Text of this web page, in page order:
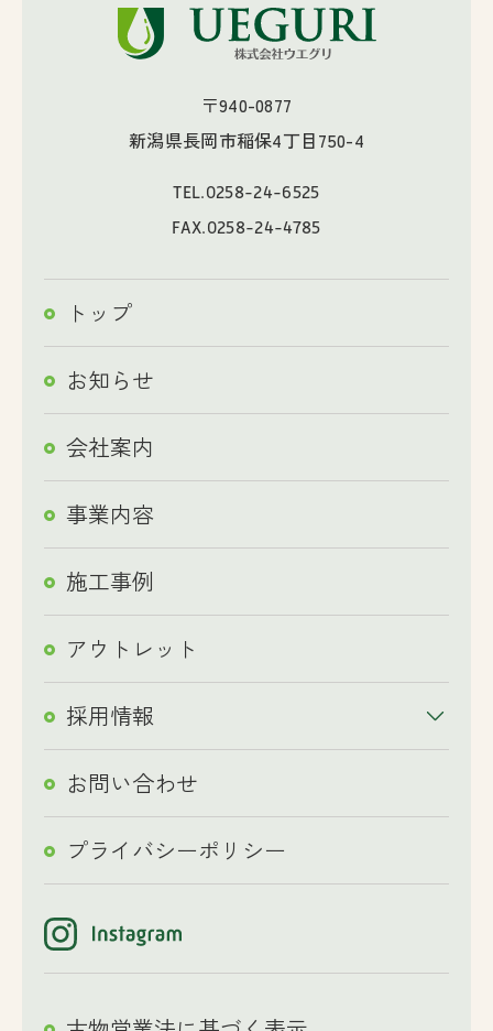
〒940-0877
新潟県長岡市稲保4丁目750-4
TEL.0258-24-6525
FAX.0258-24-4785
トップ
お知らせ
会社案内
事業内容
施工事例
アウトレット
採用情報
お問い合わせ
プライバシーポリシー